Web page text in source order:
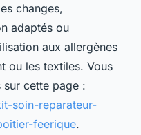
changes,
adaptés ou
aux allergènes
ou les textiles. Vous
sur cette page :
soin-reparateur-
feerique.